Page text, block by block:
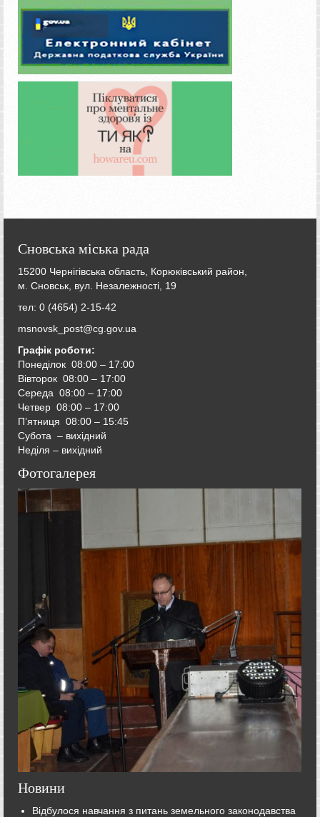
Сновська міська рада
15200 Чернігівська область, Корюківський район,
м. Сновськ, вул. Незалежності, 19
тел: 0 (4654) 2-15-42
msnovsk_post@cg.gov.ua
Графік роботи:
Понеділок 08:00 – 17:00
Вівторок 08:00 – 17:00
Середа 08:00 – 17:00
Четвер 08:00 – 17:00
П’ятниця 08:00 – 15:45
Субота – вихідний
Неділя – вихідний
Фотогалерея
Новини
Відбулося навчання з питань земельного законодавства